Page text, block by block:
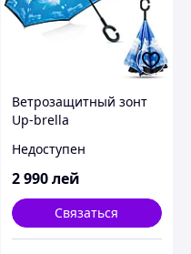
Ветрозащитный зонт
Up-brella
Недоступен
2 990лей
Связаться